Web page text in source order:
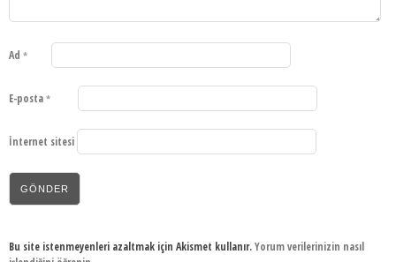
Ad *
E-posta *
İnternet sitesi
Bu site istenmeyenleri azaltmak için Akismet kullanır.Yorum verilerinizin nasıl